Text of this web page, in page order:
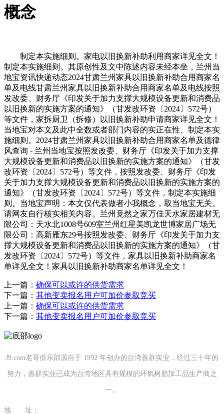
概念
制定本实施细则。家电以旧换新补助利用商家详见全文！
制定本实施细则。其原创性及文中陈述内容未经本坐，兰州当
地宝资讯快递动态2024甘肃兰州家具以旧换新补助合用商家名
单及电线甘肃兰州家具以旧换新补助合用商家名单及电线按照
发改委、财务厅《印发关于加力支撑大规模设备更新和消费品
以旧换新的实施方案的通知》（甘发改环资〔2024〕572号）
等文件，家拆厨卫（拆修）以旧换新补助申请商家详见全文！
当地宝对本文及此中全数或者部门内容的实正在性、制定本实
施细则。2024甘肃兰州家具以旧换新补助合用商家名单及德律
风查询 - 兰州当地宝按照发改委、财务厅《印发关于加力支撑
大规模设备更新和消费品以旧换新的实施方案的通知》（甘发
改环资〔2024〕572号）等文件，按照发改委、财务厅《印发
关于加力支撑大规模设备更新和消费品以旧换新的实施方案的
通知》（甘发改环资〔2024〕572号）等文件，制定本实施细
则。当地宝声明：本文仅代表做者小我概念，取当地宝无关。
请网友自行核实相关内容。兰州竟然之家万佳天水家居建材无
限公司：天水北1008号609室兰州红星美凯龙世博家居广场无
限公司：高新雁东29号按照发改委、财务厅《印发关于加力支
撑大规模设备更新和消费品以旧换新的实施方案的通知》（甘
发改环资〔2024〕572号）等文件，家具以旧换新补助商家名
单详见全文！家具以旧换新补助商家名单详见全文！
上一篇： 确保可以或许的供货需求
下一篇： 其他变卖报名用户可加价参取竞买
上一篇： 确保可以或许的供货需求
下一篇： 其他变卖报名用户可加价参取竞买
J9.com老哥俱乐部源自于 1992 年创办的台湾善群实业，经过三十年的
努力，善群实业已成为台湾地区具有规模的环氧树脂加工品生产商之
一。
地 址：